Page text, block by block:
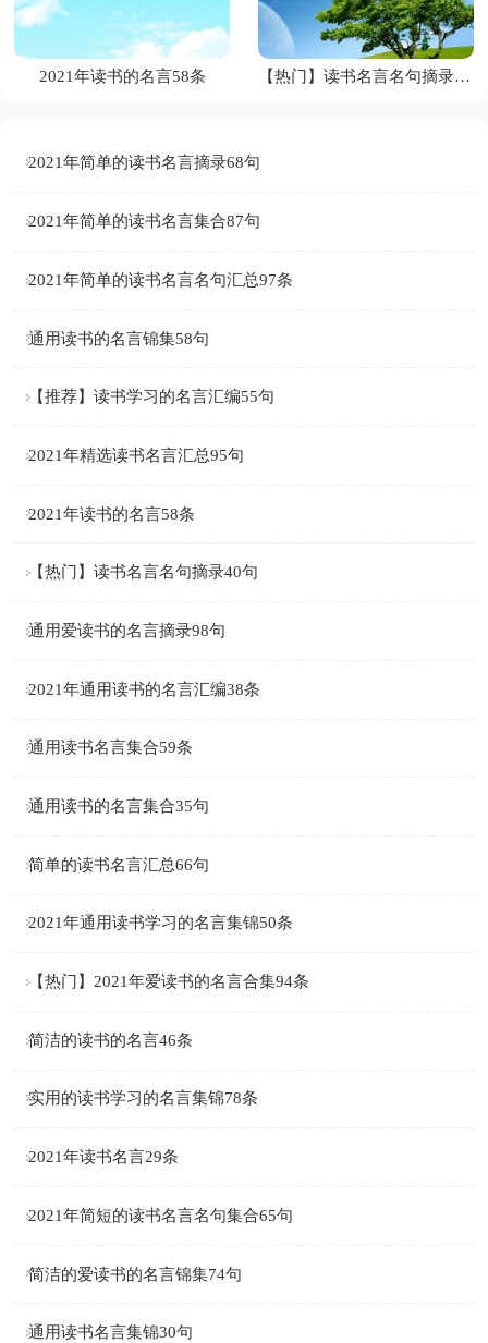
2021年读书的名言58条 【热门】读书名言名句摘录40句
2021年简单的读书名言摘录68句
2021年简单的读书名言集合87句
2021年简单的读书名言名句汇总97条
通用读书的名言锦集58句
【推荐】读书学习的名言汇编55句
2021年精选读书名言汇总95句
2021年读书的名言58条
【热门】读书名言名句摘录40句
通用爱读书的名言摘录98句
2021年通用读书的名言汇编38条
通用读书名言集合59条
通用读书的名言集合35句
简单的读书名言汇总66句
2021年通用读书学习的名言集锦50条
【热门】2021年爱读书的名言合集94条
简洁的读书的名言46条
实用的读书学习的名言集锦78条
2021年读书名言29条
2021年简短的读书名言名句集合65句
简洁的爱读书的名言锦集74句
通用读书名言集锦30句